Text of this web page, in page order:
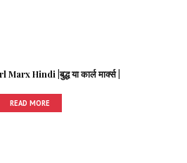
Hindi |बुद्ध या कार्ल मार्क्स |
READ MORE